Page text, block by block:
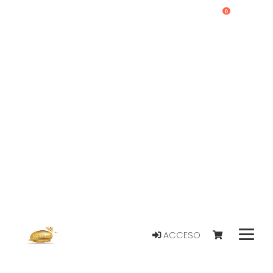
ACCESO
0